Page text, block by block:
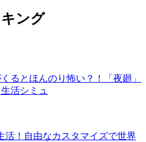
ング
るとほんのり怖い？！「夜廻」
活シミュ
活！自由なカスタマイズで世界